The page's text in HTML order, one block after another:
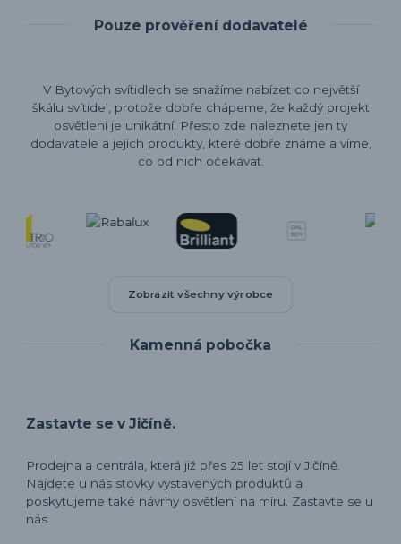
Pouze prověření dodavatelé
V Bytových svítidlech se snažíme nabízet co největší
škálu svítidel, protože dobře chápeme, že každý projekt
osvětlení je unikátní. Přesto zde naleznete jen ty
dodavatele a jejich produkty, které dobře známe a víme,
co od nich očekávat.
Zobrazit všechny výrobce
Kamenná pobočka
Zastavte se v Jičíně.
Prodejna a centrála, která již přes 25 let stojí v Jičíně.
Najdete u nás stovky vystavených produktů a
poskytujeme také návrhy osvětlení na míru. Zastavte se u
nás.